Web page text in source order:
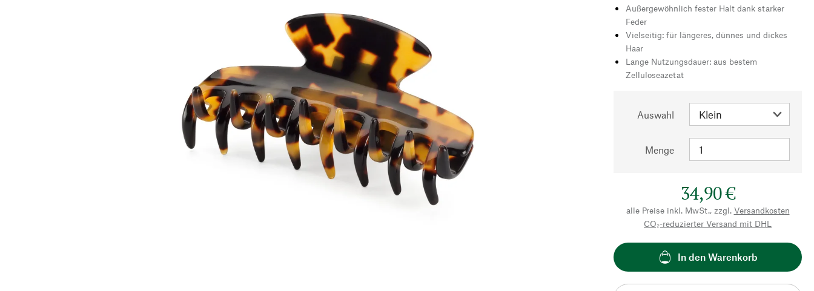
Außergewöhnlich fester Halt dank starker
Feder
Vielseitig: für längeres, dünnes und dickes
Haar
Lange Nutzungsdauer: aus bestem
Zelluloseazetat
Auswahl
Menge
34,90 €
alle Preise inkl. MwSt., zzgl. Versandkosten
CO₂-reduzierter Versand mit DHL
In den Warenkorb